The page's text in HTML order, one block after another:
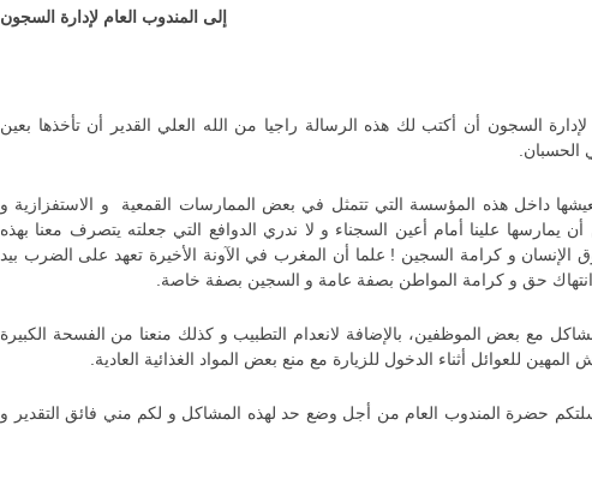
إلى المندوب العام لإدارة السجون
السجون أن أكتب لك هذه الرسالة راجيا من الله العلي القدير أن تأخذها بعين
الحسبان.
داخل هذه المؤسسة التي تتمثل في بعض الممارسات القمعية و الاستفزازية و
أن يمارسها علينا أمام أعين السجناء و لا ندري الدوافع التي جعلته يتصرف معنا بهذه
الإنسان و كرامة السجين ! علما أن المغرب في الآونة الأخيرة تعهد على الضرب بيد
حق و كرامة المواطن بصفة عامة و السجين بصفة خاصة.
مع بعض الموظفين، بالإضافة لانعدام التطبيب و كذلك منعنا من الفسحة الكبيرة
للعوائل أثناء الدخول للزيارة مع منع بعض المواد الغذائية العادية.
حضرة المندوب العام من أجل وضع حد لهذه المشاكل و لكم مني فائق التقدير و